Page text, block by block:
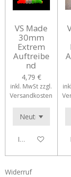
VS Made
30mm
Extrem
Auftreibe
nd
4,79 €
inkl. MwSt zzgl.
Versandkosten
In den
Widerruf